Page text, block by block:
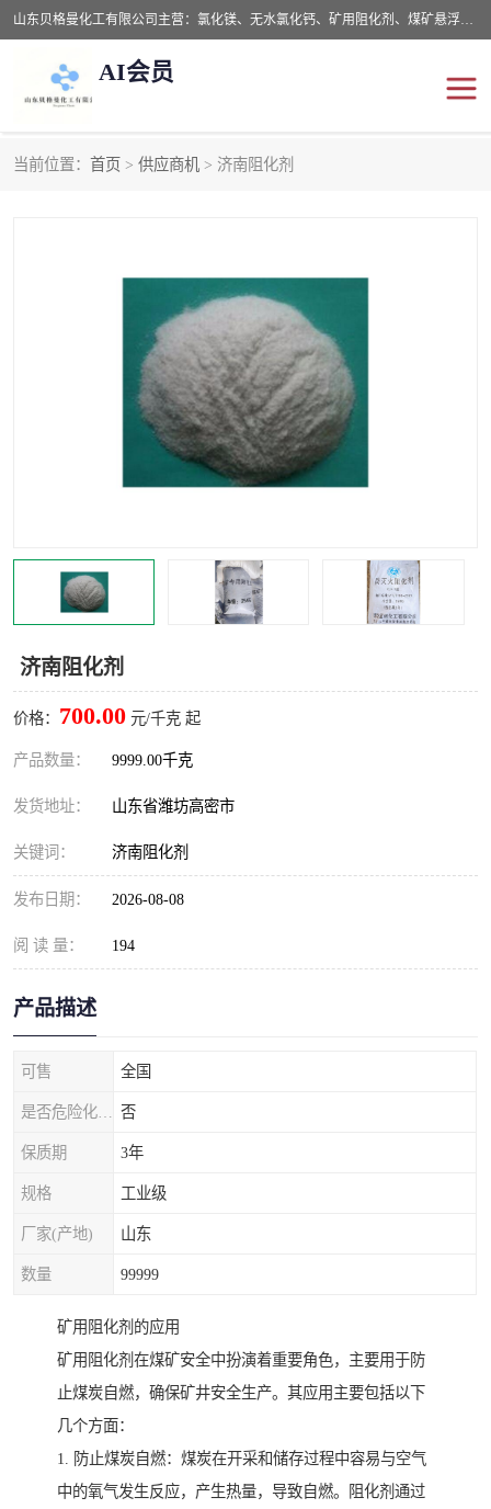
山东贝格曼化工有限公司主营：氯化镁、无水氯化钙、矿用阻化剂、煤矿悬浮剂、道路抑尘剂、氢氧化镁，防灭火剂等，公司位于山东省潍坊市滨海经济开发区,是专业从事对各种精细化工集研究、开发、制造于一体的现代化大型跨境化工企业，公司本着诚信经营、给每一位客户提供专业服务。
AI会员
当前位置： 首页 > 供应商机 > 济南阻化剂
济南阻化剂
价格： 700.00 元/千克 起
产品数量： 9999.00千克
发货地址： 山东省潍坊高密市
关键词： 济南阻化剂
发布日期： 2026-08-08
阅 读 量： 194
产品描述
可售 全国
否
保质期 3年
规格 工业级
厂家(产地) 山东
数量 99999
矿用阻化剂的应用
矿用阻化剂在煤矿安全中扮演着重要角色，主要用于防
止煤炭自燃，确保矿井安全生产。其应用主要包括以下
几个方面：
1. 防止煤炭自燃：煤炭在开采和储存过程中容易与空气
中的氧气发生反应，产生热量，导致自燃。阻化剂通过
抑尘剂